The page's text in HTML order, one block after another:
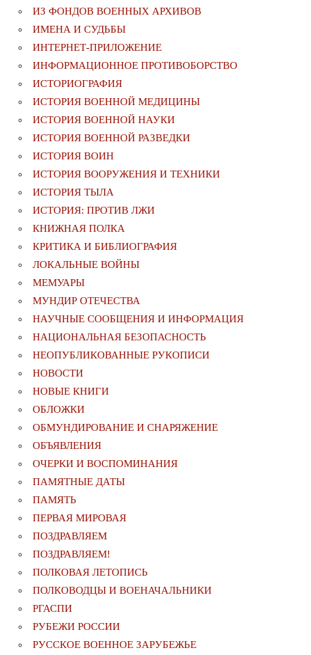
ИЗ ФОНДОВ ВОЕННЫХ АРХИВОВ
ИМЕНА И СУДЬБЫ
ИНТЕРНЕТ-ПРИЛОЖЕНИЕ
ИНФОРМАЦИОННОЕ ПРОТИВОБОРСТВО
ИСТОРИОГРАФИЯ
ИСТОРИЯ ВОЕННОЙ МЕДИЦИНЫ
ИСТОРИЯ ВОЕННОЙ НАУКИ
ИСТОРИЯ ВОЕННОЙ РАЗВЕДКИ
ИСТОРИЯ ВОИН
ИСТОРИЯ ВООРУЖЕНИЯ И ТЕХНИКИ
ИСТОРИЯ ТЫЛА
ИСТОРИЯ: ПРОТИВ ЛЖИ
КНИЖНАЯ ПОЛКА
КРИТИКА И БИБЛИОГРАФИЯ
ЛОКАЛЬНЫЕ ВОЙНЫ
МЕМУАРЫ
МУНДИР ОТЕЧЕСТВА
НАУЧНЫЕ СООБЩЕНИЯ И ИНФОРМАЦИЯ
НАЦИОНАЛЬНАЯ БЕЗОПАСНОСТЬ
НЕОПУБЛИКОВАННЫЕ РУКОПИСИ
НОВОСТИ
НОВЫЕ КНИГИ
ОБЛОЖКИ
ОБМУНДИРОВАНИЕ И СНАРЯЖЕНИЕ
ОБЪЯВЛЕНИЯ
ОЧЕРКИ И ВОСПОМИНАНИЯ
ПАМЯТНЫЕ ДАТЫ
ПАМЯТЬ
ПЕРВАЯ МИРОВАЯ
ПОЗДРАВЛЯЕМ
ПОЗДРАВЛЯЕМ!
ПОЛКОВАЯ ЛЕТОПИСЬ
ПОЛКОВОДЦЫ И ВОЕНАЧАЛЬНИКИ
РГАСПИ
РУБЕЖИ РОССИИ
РУССКОЕ ВОЕННОЕ ЗАРУБЕЖЬЕ